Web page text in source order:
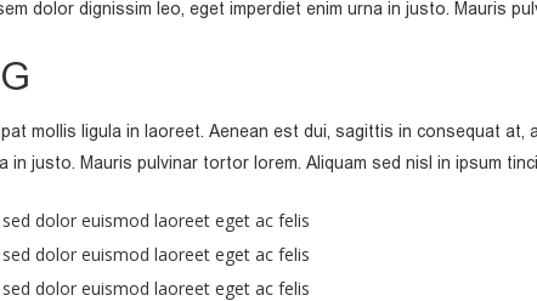
dolor dignissim leo, eget imperdiet enim urna in justo. Mauris
mollis ligula in laoreet. Aenean est dui, sagittis in consequat
in justo. Mauris pulvinar tortor lorem. Aliquam sed nisl in ipsum
dolor euismod laoreet eget ac felis
dolor euismod laoreet eget ac felis
dolor euismod laoreet eget ac felis